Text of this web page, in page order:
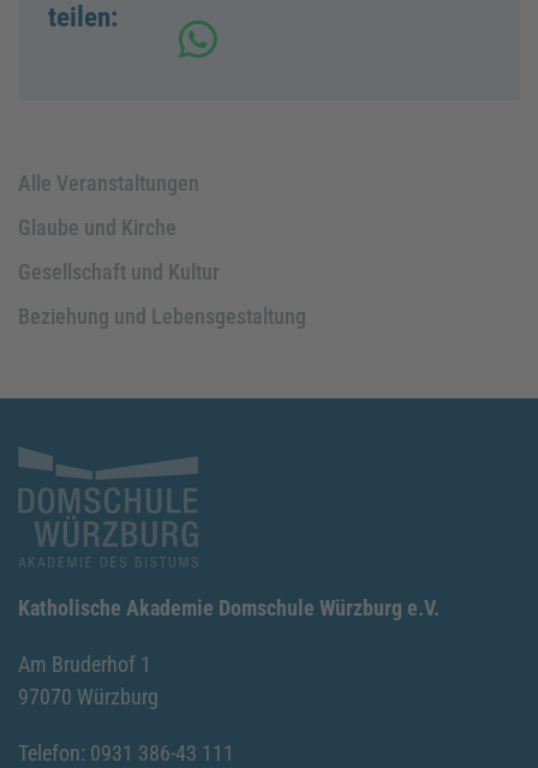
teilen:
Alle Veranstaltungen
Glaube und Kirche
Gesellschaft und Kultur
Beziehung und Lebensgestaltung
Katholische Akademie Domschule Würzburg e.V.
Am Bruderhof 1
97070 Würzburg
Telefon: 0931 386-43 111